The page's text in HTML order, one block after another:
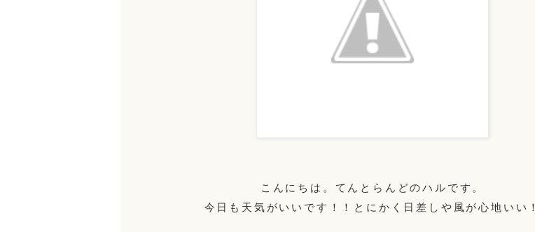
こんにちは。てんとらんどのハルです。
今日も天気がいいです！！とにかく日差しや風が心地いい！